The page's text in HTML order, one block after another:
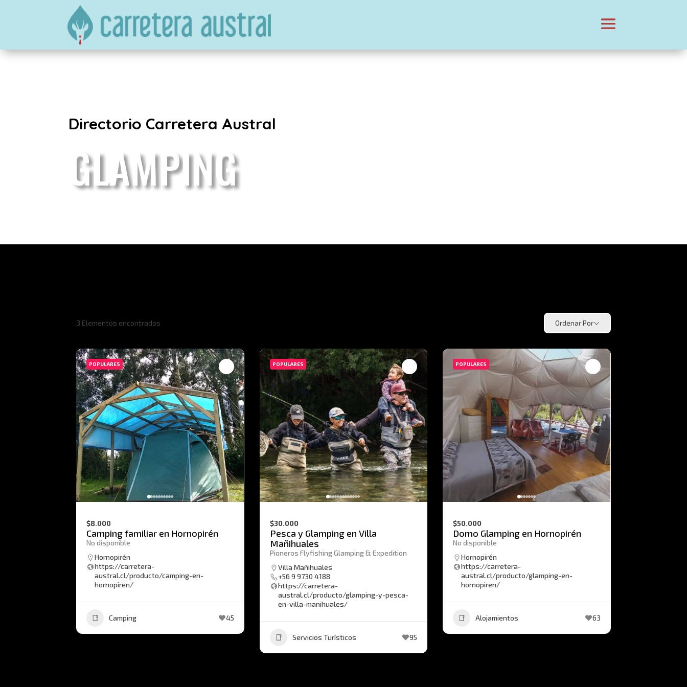
Directorio Carretera Austral
GLAMPING
3 Elementos encontrados Ordenar Por
POPULARES
$8.000
Camping familiar en Hornopirén
No disponible
Hornopirén
https://carretera-
austral.cl/producto/camping-en-
hornopiren/
Camping 45
POPULARES
$30.000
Pesca y Glamping en Villa
Mañihuales
Pioneros Flyfishing Glamping & Expedition
Villa Mañihuales
+56 9 9730 4188
https://carretera-
austral.cl/producto/glamping-y-pesca-
en-villa-manihuales/
Servicios Turísticos 95
POPULARES
$50.000
Domo Glamping en Hornopirén
No disponible
Hornopirén
https://carretera-
austral.cl/producto/glamping-en-
hornopiren/
Alojamientos 63